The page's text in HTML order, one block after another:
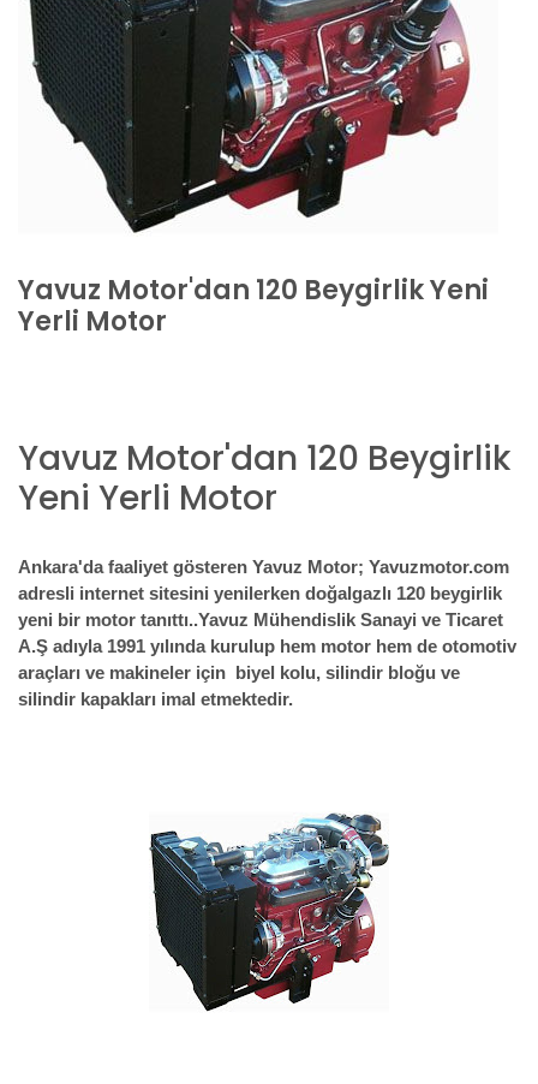
Yavuz Motor'dan 120 Beygirlik Yeni
Yerli Motor
Yavuz Motor'dan 120 Beygirlik
Yeni Yerli Motor
Ankara'da faaliyet gösteren Yavuz Motor; Yavuzmotor.com
adresli internet sitesini yenilerken doğalgazlı 120 beygirlik
yeni bir motor tanıttı..Yavuz Mühendislik Sanayi ve Ticaret
A.Ş adıyla 1991 yılında kurulup hem motor hem de otomotiv
araçları ve makineler için biyel kolu, silindir bloğu ve
silindir kapakları imal etmektedir.